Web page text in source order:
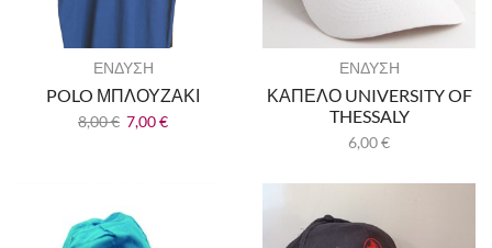
ΕΝΔΥΣΗ
POLO ΜΠΛΟΥΖΑΚΙ
8,00€ 7,00€
ΕΝΔΥΣΗ
ΚΑΠΕΛΟ UNIVERSITY OF
THESSALY
6,00€